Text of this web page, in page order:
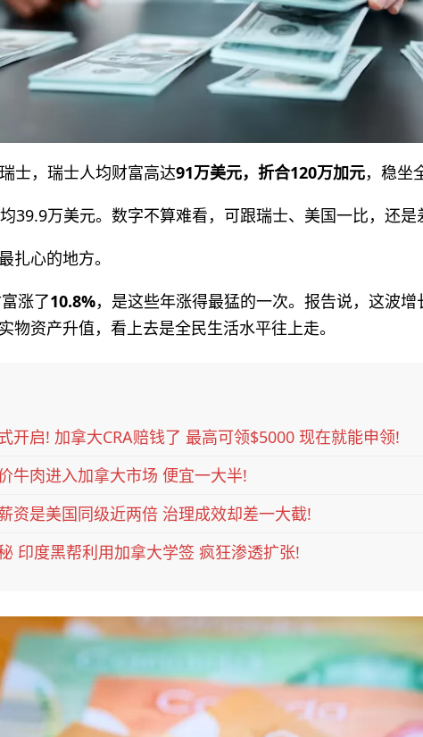
士，瑞士人均财富高达91万美元，折合120万加元，稳坐
39.9万美元。数字不算难看，可跟瑞士、美国一比，还是
扎心的地方。
涨了10.8%，是这些年涨得最猛的一次。报告说，这波
物资产升值，看上去是全民生活水平往上走。
开启! 加拿大CRA赔钱了 最高可领$5000 现在就能申领!
牛肉进入加拿大市场 便宜一大半!
资是美国同级近两倍 治理成效却差一大截!
印度黑帮利用加拿大学签 疯狂渗透扩张!